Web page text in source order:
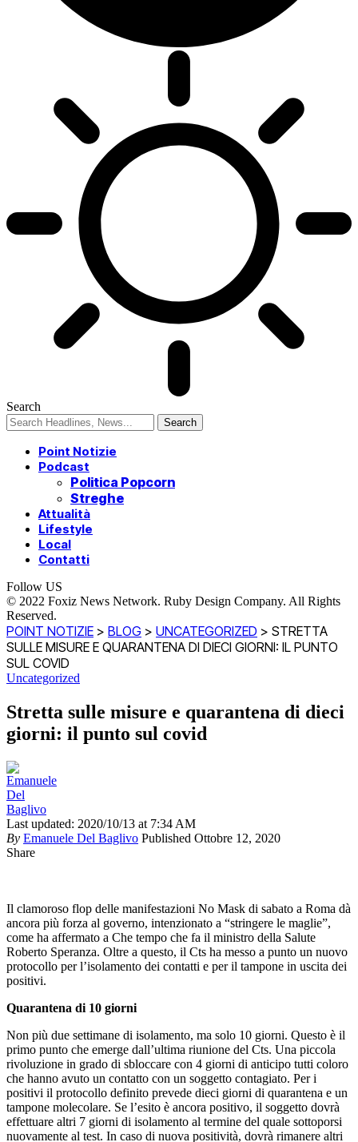
Search
Point Notizie
Podcast
Politica Popcorn
Streghe
Attualità
Lifestyle
Local
Contatti
Follow US
© 2022 Foxiz News Network. Ruby Design Company. All Rights
Reserved.
POINT NOTIZIE > BLOG > UNCATEGORIZED > STRETTA
SULLE MISURE E QUARANTENA DI DIECI GIORNI: IL PUNTO
SUL COVID
Uncategorized
Stretta sulle misure e quarantena di dieci
giorni: il punto sul covid
Last updated: 2020/10/13 at 7:34 AM
By Emanuele Del Baglivo Published Ottobre 12, 2020
Share
Il clamoroso flop delle manifestazioni No Mask di sabato a Roma dà
ancora più forza al governo, intenzionato a “stringere le maglie”,
come ha affermato a Che tempo che fa il ministro della Salute
Roberto Speranza. Oltre a questo, il Cts ha messo a punto un nuovo
protocollo per l’isolamento dei contatti e per il tampone in uscita dei
positivi.
Quarantena di 10 giorni
Non più due settimane di isolamento, ma solo 10 giorni. Questo è il
primo punto che emerge dall’ultima riunione del Cts. Una piccola
rivoluzione in grado di sbloccare con 4 giorni di anticipo tutti coloro
che hanno avuto un contatto con un soggetto contagiato. Per i
positivi il protocollo definito prevede dieci giorni di quarantena e un
tampone molecolare. Se l’esito è ancora positivo, il soggetto dovrà
effettuare altri 7 giorni di isolamento al termine del quale sottoporsi
nuovamente al test. In caso di nuova positività, dovrà rimanere altri